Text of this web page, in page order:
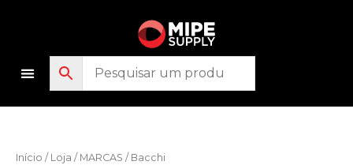
conteúdo
Início / Loja / MARCAS / Bacchi